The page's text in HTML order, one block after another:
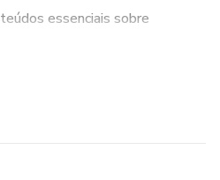
essenciais sobre
identidade digital e proteção